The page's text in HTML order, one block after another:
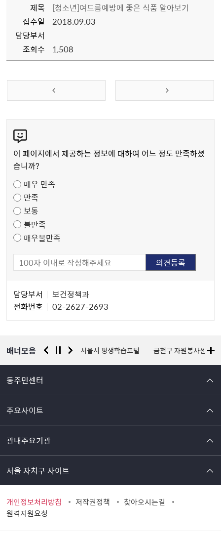
제목
[청소년]여드름예방에 좋은 식품 알아보기
접수일
2018.09.03
담당부서
조회수
1,508
텐
츠
만
도
조
사
이 페이지에서 제공하는 정보에 대하여 어느 정도 만족하셨
습니까?
매우 만족
만족
보통
불만족
매우불만족
자
담당부서
보건정책과
전화번호
02-2627-2693
배너모음
경찰청 유실물 통합포털 서울시 평생학습포털 금천구 자원봉사센터
동주민센터
주요사이트
관내주요기관
서울 자치구 사이트
개인정보처리방침 저작권정책
찾아오시는길
원격지원요청